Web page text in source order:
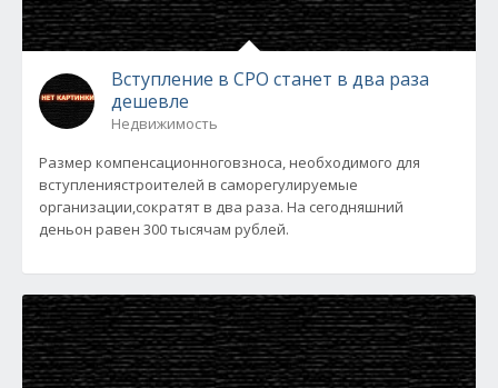
Вступление в СРО станет в два раза
дешевле
Недвижимость
Размер компенсационноговзноса, необходимого для
вступлениястроителей в саморегулируемые
организации,сократят в два раза. На сегодняшний
деньон равен 300 тысячам рублей.